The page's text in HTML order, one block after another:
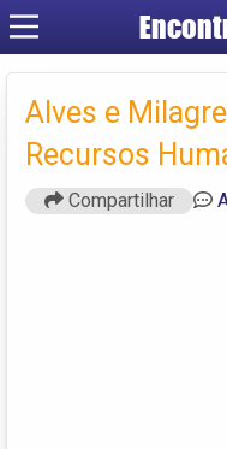
Alves e
Recursos
Compartilhar